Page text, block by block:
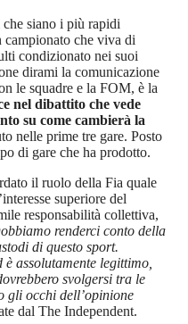
siano i più rapidi
campionato che viva di
condizionato nei suoi
dirami la comunicazione
le squadre e la FOM, è la
nel dibattito che vede
su come cambierà la
nelle prime tre gare. Posto
di gare che ha prodotto.
il ruolo della Fia quale
superiore del
responsabilità collettiva,
renderci conto della
di questo sport.
assolutamente legittimo,
svolgersi tra le
gli occhi dell’opinione
dal The Independent.